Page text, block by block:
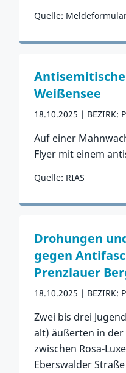
Quelle:
Zum Vorfall
Weißensee
18.10.2025 BEZIRK:
Auf einer
Flyer mit einem
Quelle: RIAS
Zum Vorfall
Drohungen
gegen
Prenzlauer
18.10.2025 BEZIRK:
Zwei bis drei
alt) äußerten in der
zwischen Rosa-
Eberswalder